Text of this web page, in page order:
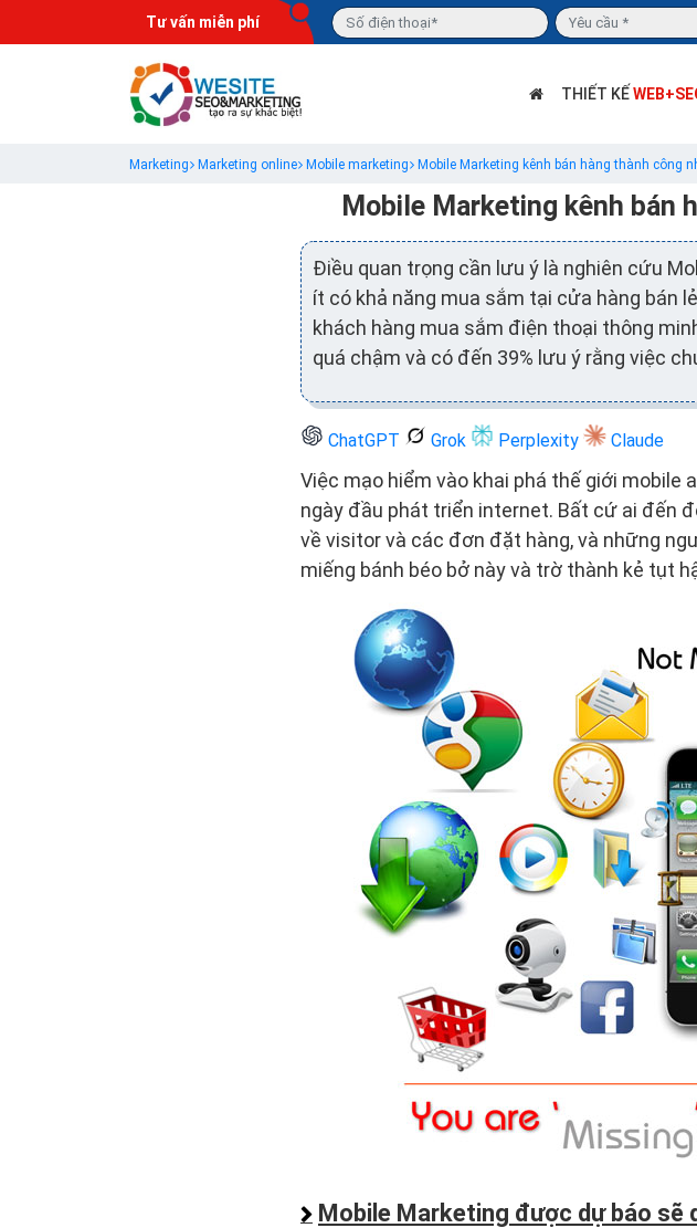
Tư vấn miễn phí
THIẾT KẾ
Marketing Marketing online Mobile marketing Mobile Marketing kênh bán hàng thành công
Mobile Marketing kênh bán
Điều quan trọng cần lưu ý là nghiên cứu
ít có khả năng mua sắm tại cửa hàng bán
khách hàng mua sắm điện thoại thông
quá chậm và có đến 39% lưu ý rằng việc
ChatGPT Grok Perplexity Claude
Việc mạo hiểm vào khai phá thế giới mobile
ngày đầu phát triển internet. Bất cứ ai đến
về visitor và các đơn đặt hàng, và những
miếng bánh béo bở này và trờ thành kẻ tụt
Mobile Marketing được dự báo